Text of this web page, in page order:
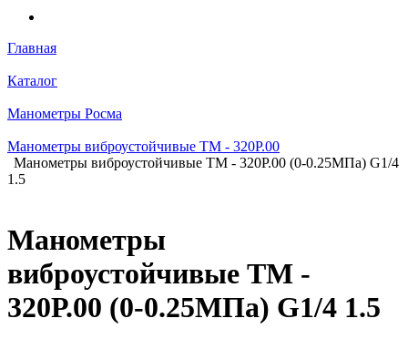
Главная
Каталог
Манометры Росма
Манометры виброустойчивые ТМ - 320Р.00
Манометры виброустойчивые ТМ - 320Р.00 (0-0.25МПа) G1/4
1.5
Манометры
виброустойчивые ТМ -
320Р.00 (0-0.25МПа) G1/4 1.5